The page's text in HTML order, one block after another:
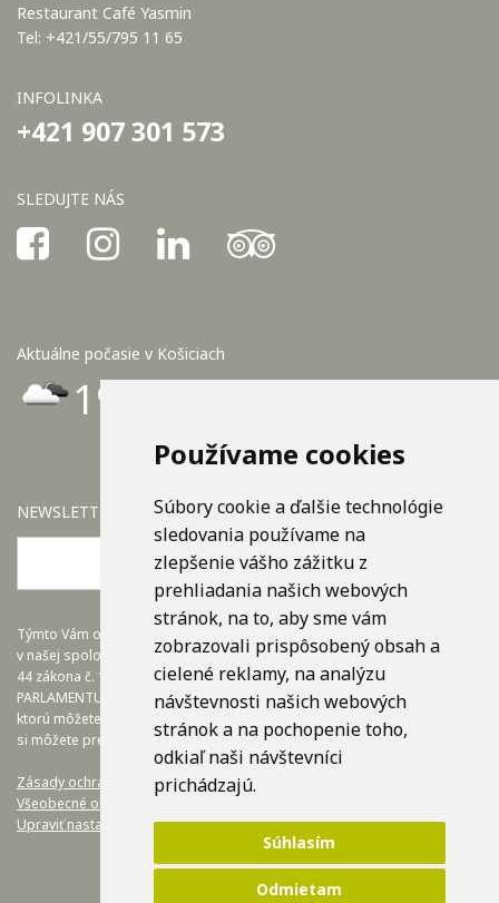
Používame cookies
Súbory cookie a ďalšie technológie
sledovania používame na
zlepšenie vášho zážitku z
prehliadania našich webových
stránok, na to, aby sme vám
zobrazovali prispôsobený obsah a
cielené reklamy, na analýzu
návštevnosti našich webových
stránok a na pochopenie toho,
odkiaľ naši návštevníci
prichádzajú.
Súhlasím
Odmietam
Restaurant Café Yasmin
Tel: +421/55/795 11 65
INFOLINKA
+421 907 301 573
SLEDUJTE NÁS
Aktuálne počasie v Košiciach
19°C
NEWSLETTER
Týmto Vám oznamujeme, že dohľad nad spracovaním osobných údajov
v našej spoločnosti zabezpečuje firma EuroTRADING s.r.o., a v súlade s §
44 zákona č. 18/20128 Z.z. a článkom č.37 NARIADENIA EURÓPSKEHO
PARLAMENTU A RADY (EÚ) 2016/679, nám poskytuje zodpovednú osobu,
ktorú môžete kontaktovať na adrese zo@eurotrading.sk. Viac informácií
si môžete prečítať tu: www.eurotrading.sk/zo
Zásady ochrany osobných údajov.
Všeobecné obchodné podmienky.
Upraviť nastavenia COOKIES